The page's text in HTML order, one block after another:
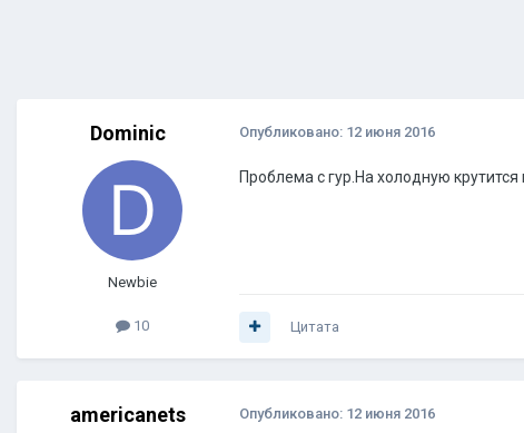
Dominic
Newbie
10
Опубликовано: 12 июня 2016
Проблема с гур.На холодную
Цитата
americanets Опубликовано: 12 июня 2016